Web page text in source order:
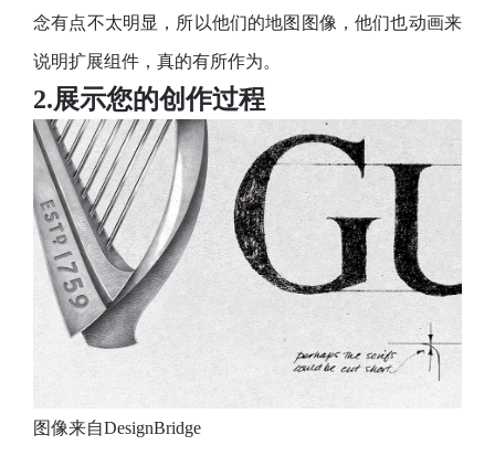
念有点不太明显，所以他们的地图图像，他们也动画来
说明扩展组件，真的有所作为。
2.展示您的创作过程
图像来自DesignBridge